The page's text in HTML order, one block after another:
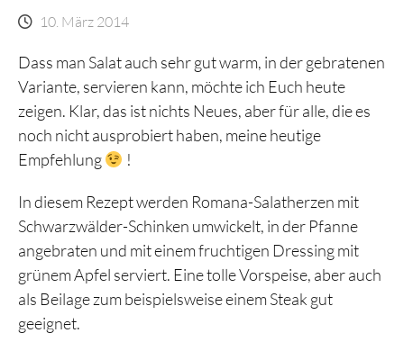
10. März 2014
Dass man Salat auch sehr gut warm, in der gebratenen
Variante, servieren kann, möchte ich Euch heute
zeigen. Klar, das ist nichts Neues, aber für alle, die es
noch nicht ausprobiert haben, meine heutige
Empfehlung
!
In diesem Rezept werden Romana-Salatherzen mit
Schwarzwälder-Schinken umwickelt, in der Pfanne
angebraten und mit einem fruchtigen Dressing mit
grünem Apfel serviert. Eine tolle Vorspeise, aber auch
als Beilage zum beispielsweise einem Steak gut
geeignet.